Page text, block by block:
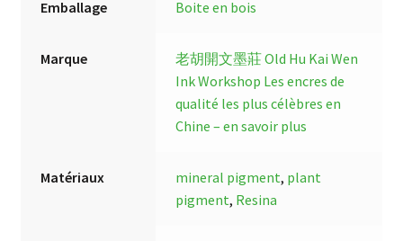
Emballage Boite en bois
Marque
老胡開文墨莊 Old Hu Kai Wen
Ink Workshop Les encres de
qualité les plus célèbres en
Chine – en savoir plus
Matériaux mineral pigment, plant
pigment, Resina